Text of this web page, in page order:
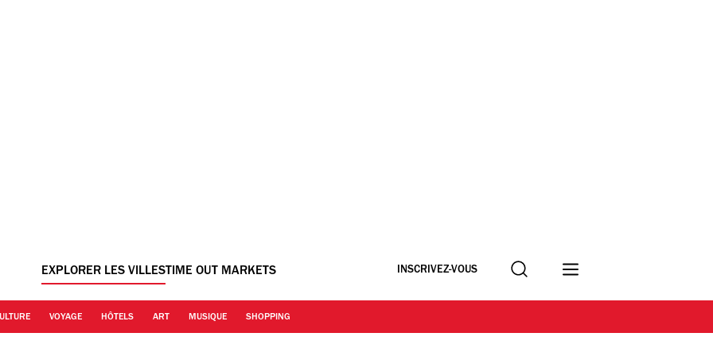
EXPLORER LES VILLESTIME OUT MARKETS INSCRIVEZ-VOUS Recherche
VOYAGE HÔTELS ART MUSIQUE SHOPPING